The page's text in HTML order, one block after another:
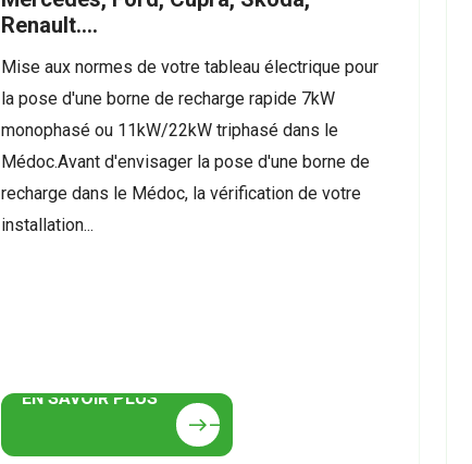
Renault….
Mise aux normes de votre tableau électrique pour
la pose d'une borne de recharge rapide 7kW
monophasé ou 11kW/22kW triphasé dans le
Médoc.Avant d'envisager la pose d'une borne de
recharge dans le Médoc, la vérification de votre
installation...
EN SAVOIR PLUS
easteast